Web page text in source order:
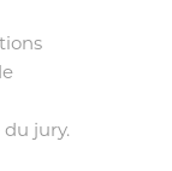
du jury.